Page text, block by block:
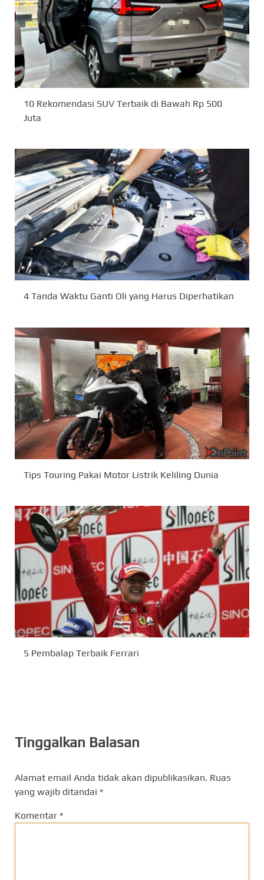
10 Rekomendasi SUV Terbaik di Bawah Rp 500
Juta
4 Tanda Waktu Ganti Oli yang Harus Diperhatikan
Tips Touring Pakai Motor Listrik Keliling Dunia
5 Pembalap Terbaik Ferrari
Tinggalkan Balasan
Alamat email Anda tidak akan dipublikasikan. Ruas
yang wajib ditandai *
Komentar *